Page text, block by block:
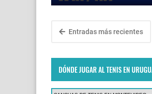
Entradas más recientes
DÓNDE JUGAR AL TENIS EN